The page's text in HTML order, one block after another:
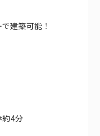
建築可能！
約4分